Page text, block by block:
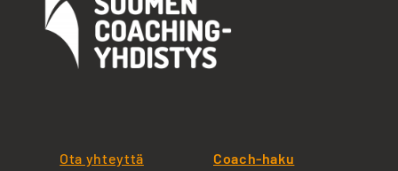
Ota yhteyttä Coach-haku